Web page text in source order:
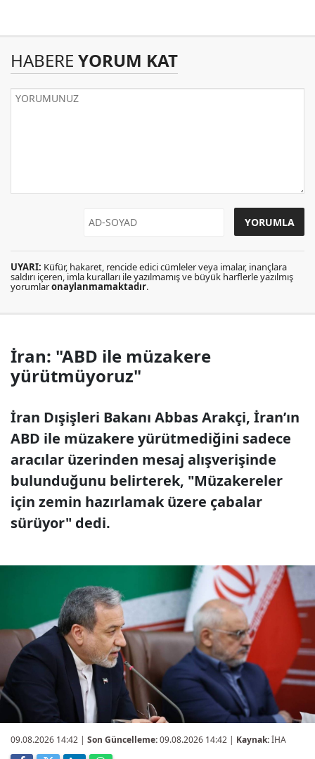
HABERE YORUM KAT
UYARI: Küfür, hakaret, rencide edici cümleler veya imalar, inançlara
saldırı içeren, imla kuralları ile yazılmamış ve büyük harflerle yazılmış
yorumlaronaylanmamaktadır.
İran: "ABD ile müzakere
yürütmüyoruz"
İran Dışişleri Bakanı Abbas Arakçi, İran’ın
ABD ile müzakere yürütmediğini sadece
aracılar üzerinden mesaj alışverişinde
bulunduğunu belirterek, "Müzakereler
için zemin hazırlamak üzere çabalar
sürüyor" dedi.
09.08.2026 14:42 | Son Güncelleme:09.08.2026 14:42 | Kaynak:İHA